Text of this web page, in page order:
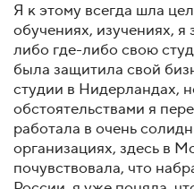
Я к этому всегда шла
обучениях, изучениях, я
либо где-либо свою
была защитила свой
студии в Нидерландах,
обстоятельствами я
работала в очень
организациях, здесь в
почувствовала, что